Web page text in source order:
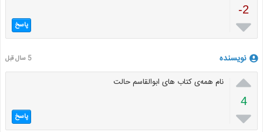
-2
 پاسخ
نویسنده 5 سال قبل

4

نام همەی کتاب های ابوالقاسم حالت
پاسخ